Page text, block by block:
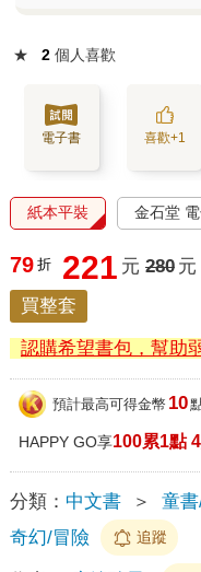
★ 2 個人喜歡
電子書 喜歡+1
紙本平裝 金石堂
79 折 221 元 280 元
買整套
認購希望書包，幫助
預計最高可得金幣 10
HAPPY GO享100累1點
分類： 中文書 ＞ 童
奇幻/冒險
追蹤